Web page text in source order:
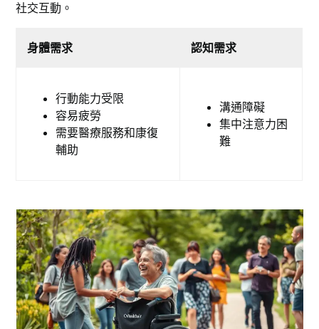
社交互動。
身體需求 認知需求
行動能力受限
容易疲勞
需要醫療服務和康復
輔助
溝通障礙
集中注意力困
難